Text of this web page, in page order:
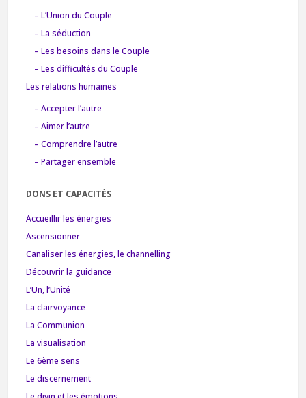
– L’Union du Couple
– La séduction
– Les besoins dans le Couple
– Les difficultés du Couple
Les relations humaines
– Accepter l’autre
– Aimer l’autre
– Comprendre l’autre
– Partager ensemble
DONS ET CAPACITÉS
Accueillir les énergies
Ascensionner
Canaliser les énergies, le channelling
Découvrir la guidance
L’Un, l’Unité
La clairvoyance
La Communion
La visualisation
Le 6ème sens
Le discernement